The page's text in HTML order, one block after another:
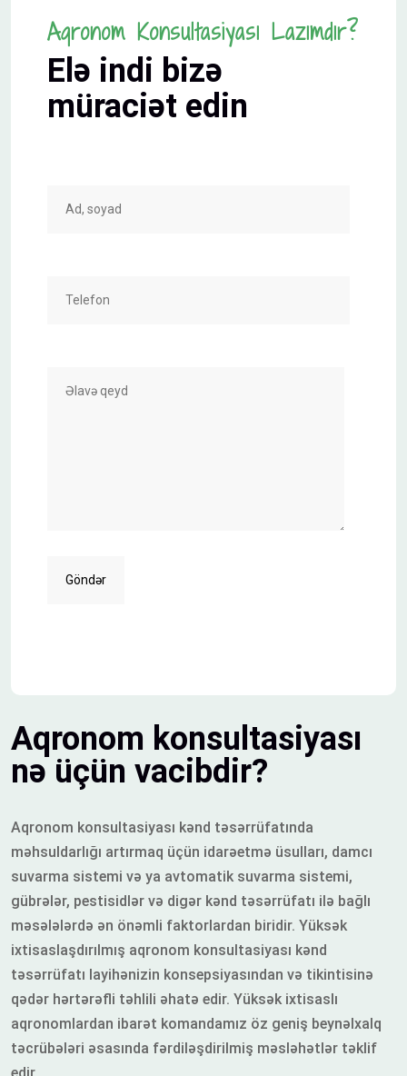
Aqronom Konsultasiyası Lazımdır?
Elə indi bizə
müraciət edin
Aqronom konsultasiyası
nə üçün vacibdir?
Aqronom konsultasiyası kənd təsərrüfatında
məhsuldarlığı artırmaq üçün idarəetmə üsulları, damcı
suvarma sistemi və ya avtomatik suvarma sistemi,
gübrələr, pestisidlər və digər kənd təsərrüfatı ilə bağlı
məsələlərdə ən önəmli faktorlardan biridir. Yüksək
ixtisaslaşdırılmış aqronom konsultasiyası kənd
təsərrüfatı layihənizin konsepsiyasından və tikintisinə
qədər hərtərəfli təhlili əhatə edir. Yüksək ixtisaslı
aqronomlardan ibarət komandamız öz geniş beynəlxalq
təcrübələri əsasında fərdiləşdirilmiş məsləhətlər təklif